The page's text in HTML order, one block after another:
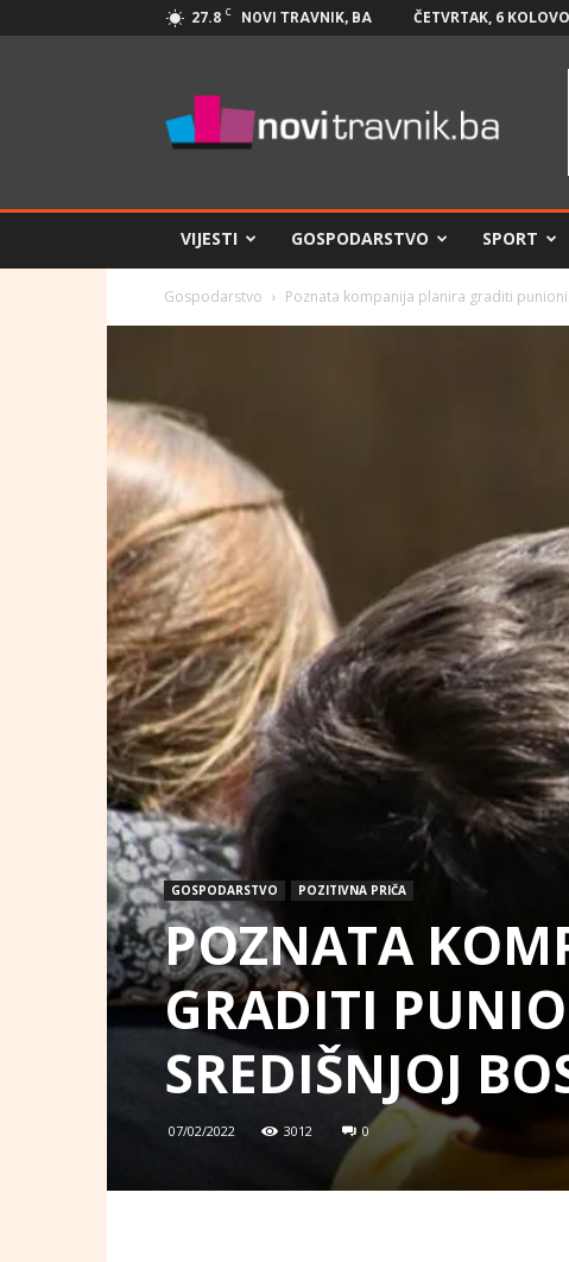
27.8 C NOVI TRAVNIK, BA ČETVRTAK, 6
Travnik.ba
VIJESTI GOSPODARSTVO SPORT
Gospodarstvo Poznata kompanija planira graditi
GOSPODARSTVO POZITIVNA PRIČA
POZNATA
GRADITI
SREDIŠNJOJ
07/02/2022 3012 0